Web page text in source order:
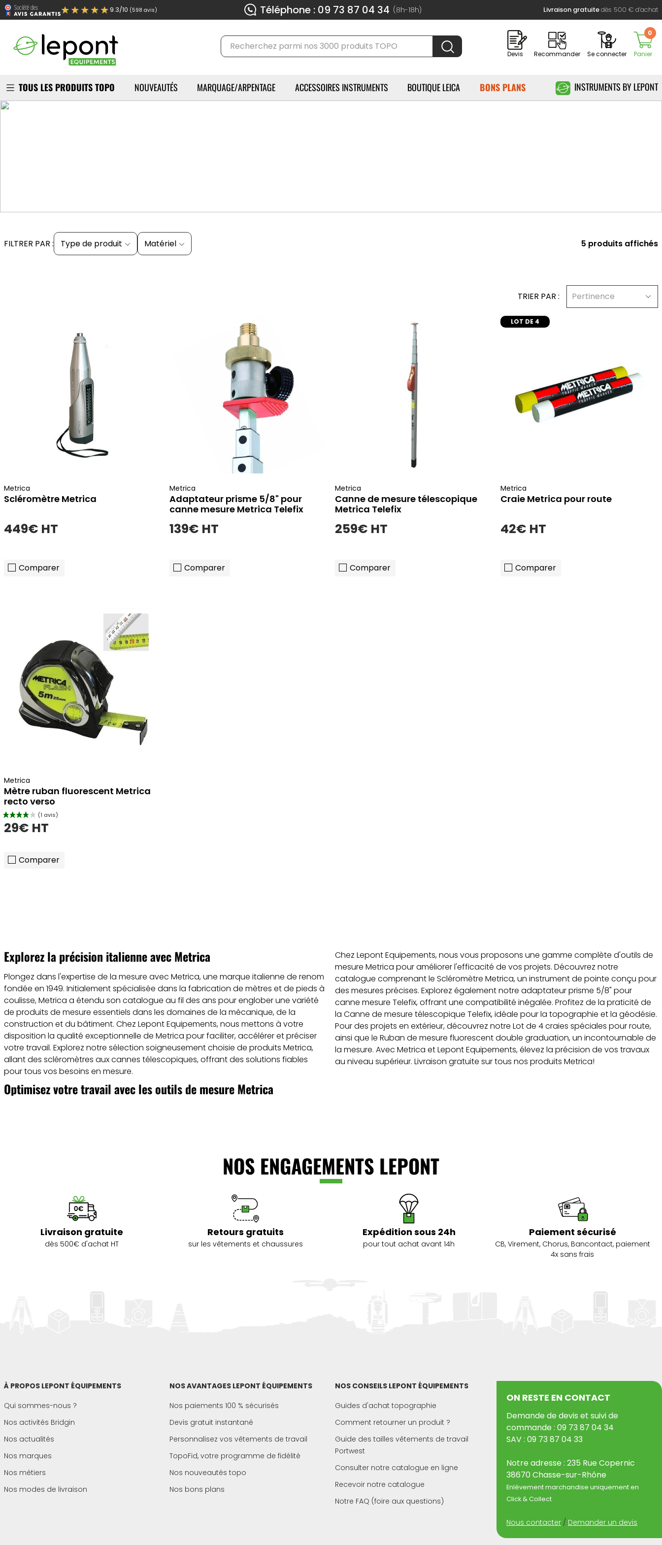
★★★★★9.3/10 (598 avis) Téléphone : 09 73 87 04 34 (8h-18h) Livraison gratuitedès 500 € d’achat
Devis Recommander Se connecter Panier
0
TOUS LES PRODUITS TOPO NOUVEAUTÉS MARQUAGE/ARPENTAGE ACCESSOIRES INSTRUMENTS BOUTIQUE LEICA BONS PLANS INSTRUMENTS BY LEPONT
Accueil
FILTRER PAR : Type de produit Matériel 5 produits affichés
TRIER PAR : Pertinence
ajouter au panier
Metrica
Scléromètre Metrica
449€ HT
Comparer
ajouter au panier
Metrica
Adaptateur prisme 5/8" pour
canne mesure Metrica Telefix
139€ HT
Comparer
ajouter au panier
Metrica
Canne de mesure télescopique
Metrica Telefix
259€ HT
Comparer
LOT DE 4
Metrica
Craie Metrica pour route
42€ HT
Comparer
ajouter au panier
Metrica
Mètre ruban fluorescent Metrica
recto verso
29€ HT
Comparer
Explorez la précision italienne avec Metrica
Plongez dans l'expertise de la mesure avec Metrica, une marque italienne de renom
fondée en 1949. Initialement spécialisée dans la fabrication de mètres et de pieds à
coulisse, Metrica a étendu son catalogue au fil des ans pour englober une variété
de produits de mesure essentiels dans les domaines de la mécanique, de la
construction et du bâtiment. Chez Lepont Equipements, nous mettons à votre
disposition la qualité exceptionnelle de Metrica pour faciliter, accélérer et préciser
votre travail. Explorez notre sélection soigneusement choisie de produits Metrica,
allant des scléromètres aux cannes télescopiques, offrant des solutions fiables
pour tous vos besoins en mesure.
Optimisez votre travail avec les outils de mesure Metrica
Chez Lepont Equipements, nous vous proposons une gamme complète d'outils de
mesure Metrica pour améliorer l'efficacité de vos projets. Découvrez notre
catalogue comprenant le Scléromètre Metrica, un instrument de pointe conçu pour
des mesures précises. Explorez également notre adaptateur prisme 5/8" pour
canne mesure Telefix, offrant une compatibilité inégalée. Profitez de la praticité de
la Canne de mesure télescopique Telefix, idéale pour la topographie et la géodésie.
Pour des projets en extérieur, découvrez notre Lot de 4 craies spéciales pour route,
ainsi que le Ruban de mesure fluorescent double graduation, un incontournable de
la mesure. Avec Metrica et Lepont Equipements, élevez la précision de vos travaux
au niveau supérieur. Livraison gratuite sur tous nos produits Metrica!
NOS ENGAGEMENTS LEPONT
Livraison gratuite
dès 500€ d'achat HT
Retours gratuits
sur les vêtements et chaussures
Expédition sous 24h
pour tout achat avant 14h
Paiement sécurisé
CB, Virement, Chorus, Bancontact, paiement
4x sans frais
À PROPOS LEPONT ÉQUIPEMENTS
Qui sommes-nous ?
Nos activités Bridgin
Nos actualités
Nos marques
Nos métiers
Nos modes de livraison
NOS AVANTAGES LEPONT ÉQUIPEMENTS
Nos paiements 100 % sécurisés
Devis gratuit instantané
Personnalisez vos vêtements de travail
TopoFid, votre programme de fidélité
Nos nouveautés topo
Nos bons plans
NOS CONSEILS LEPONT ÉQUIPEMENTS
Guides d'achat topographie
Comment retourner un produit ?
Guide des tailles vêtements de travail
Portwest
Consulter notre catalogue en ligne
Recevoir notre catalogue
Notre FAQ (foire aux questions)
ON RESTE EN CONTACT
Demande de devis et suivi de
commande : 09 73 87 04 34
SAV : 09 73 87 04 33
Notre adresse : 235 Rue Copernic
38670 Chasse-sur-Rhône
Enlèvement marchandise uniquement en
Click & Collect
Nous contacter / Demander un devis